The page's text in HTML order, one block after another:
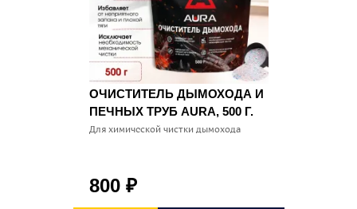
ОЧИСТИТЕЛЬ ДЫМОХОДА И
ПЕЧНЫХ ТРУБ AURA, 500 Г.
Для химической чистки дымохода
800 ₽